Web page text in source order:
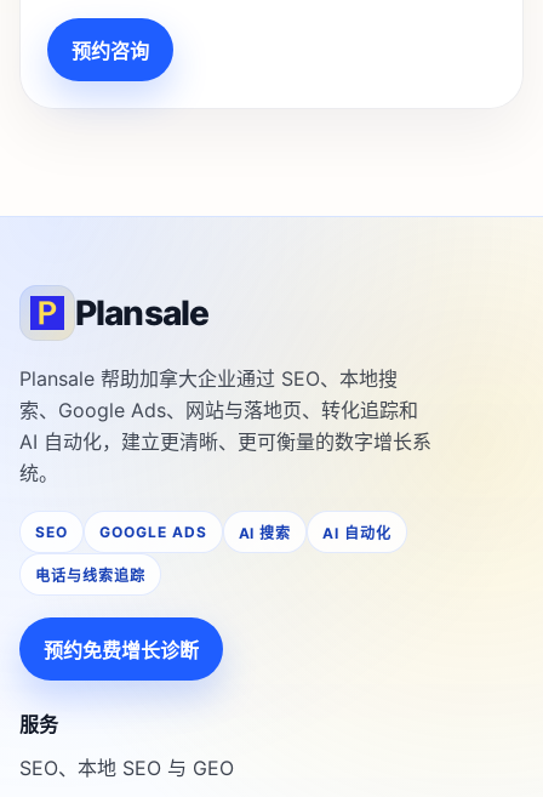
预约咨询
Plansale
Plansale 帮助加拿大企业通过 SEO、本地搜
索、Google Ads、网站与落地页、转化追踪和
AI 自动化，建立更清晰、更可衡量的数字增长系
统。
SEO GOOGLE ADS AI 搜索 AI 自动化
电话与线索追踪
预约免费增长诊断
服务
SEO、本地 SEO 与 GEO